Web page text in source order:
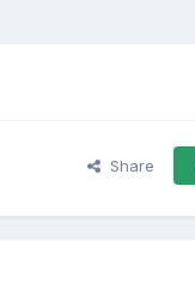
Share